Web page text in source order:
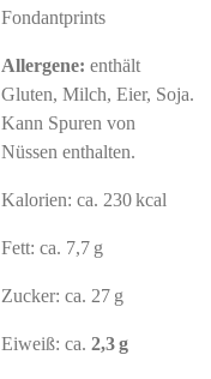
Fondantprints
Allergene: enthält
Gluten, Milch, Eier, Soja.
Kann Spuren von
Nüssen enthalten.
Kalorien: ca. 230 kcal
Fett: ca. 7,7 g
Zucker: ca. 27 g
Eiweiß: ca. 2,3 g